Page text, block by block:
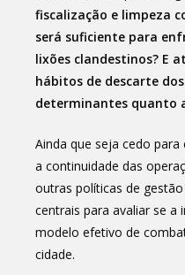
fiscalização e limpeza
será suficiente para
lixões clandestinos? E
hábitos de descarte
determinantes quanto
Ainda que seja cedo
a continuidade das
outras políticas de
centrais para avaliar se a
modelo efetivo de
cidade.